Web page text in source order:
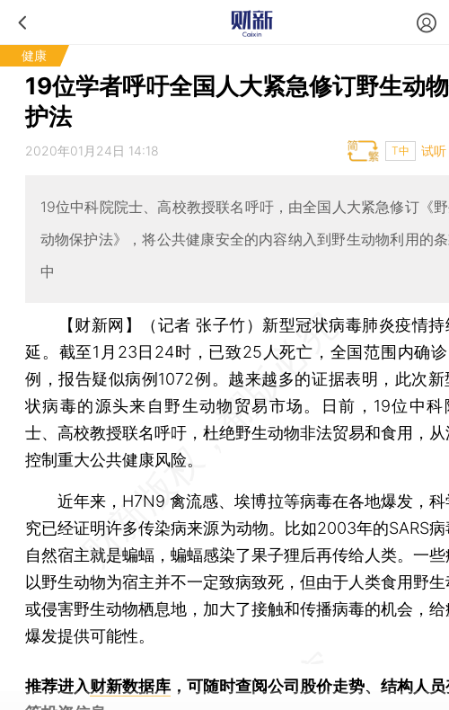
健康
19位学者呼吁全国人大紧急修订野生动
护法
试听
2020年01月24日 14:18 T中
19位中科院院士、高校教授联名呼吁，由全国人大紧急修订《
动物保护法》，将公共健康安全的内容纳入到野生动物利用的
中
【财新网】（记者 张子竹） 新型冠状病毒肺炎疫情持
延。截至1月23日24时，已致25人死亡，全国范围内确
例，报告疑似病例1072例。越来越多的证据表明，此次新
状病毒的源头来自野生动物贸易市场。日前，19位中科
士、高校教授联名呼吁，杜绝野生动物非法贸易和食用，
控制重大公共健康风险。
近年来，H7N9 禽流感、埃博拉等病毒在各地爆发，科
究已经证明许多传染病来源为动物。比如2003年的SARS病
自然宿主就是蝙蝠，蝙蝠感染了果子狸后再传给人类。一
以野生动物为宿主并不一定致病致死，但由于人类食用野生
或侵害野生动物栖息地，加大了接触和传播病毒的机会，
爆发提供可能性。
推荐进入财新数据库 ，可随时查阅公司股价走势、结构人